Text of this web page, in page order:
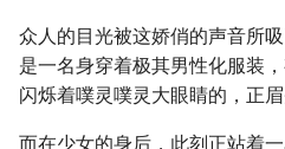
众人的目光被这娇俏的声音所
是一名身穿着极其男性化服装
闪烁着噗灵噗灵大眼睛的，正眉
而在少女的身后，此刻正站着